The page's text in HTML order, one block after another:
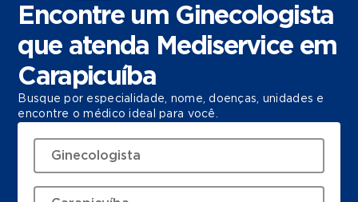
Encontre um Ginecologista
que atenda Mediservice em
Carapicuíba
Busque por especialidade, nome, doenças, unidades e
encontre o médico ideal para você.